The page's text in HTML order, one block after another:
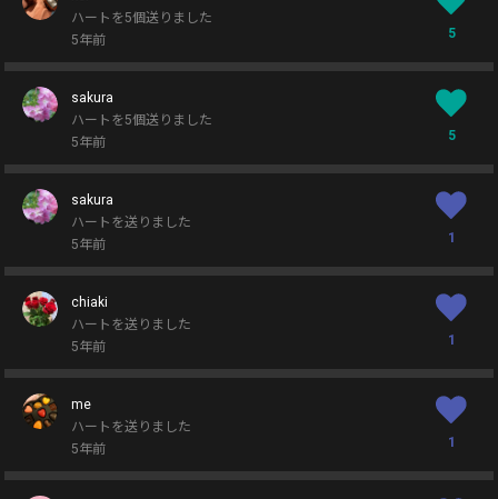
ハートを5個送りました
5年前
5
sakura
ハートを5個送りました
5年前
5
sakura
ハートを送りました
5年前
1
chiaki
ハートを送りました
5年前
1
me
ハートを送りました
5年前
1